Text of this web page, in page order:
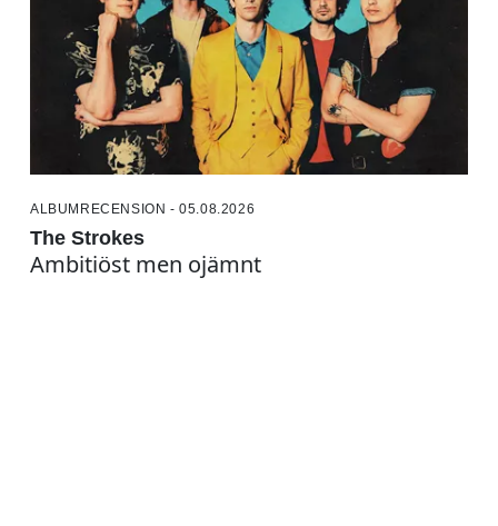
ALBUMRECENSION - 05.08.2026
The Strokes
Ambitiöst men ojämnt